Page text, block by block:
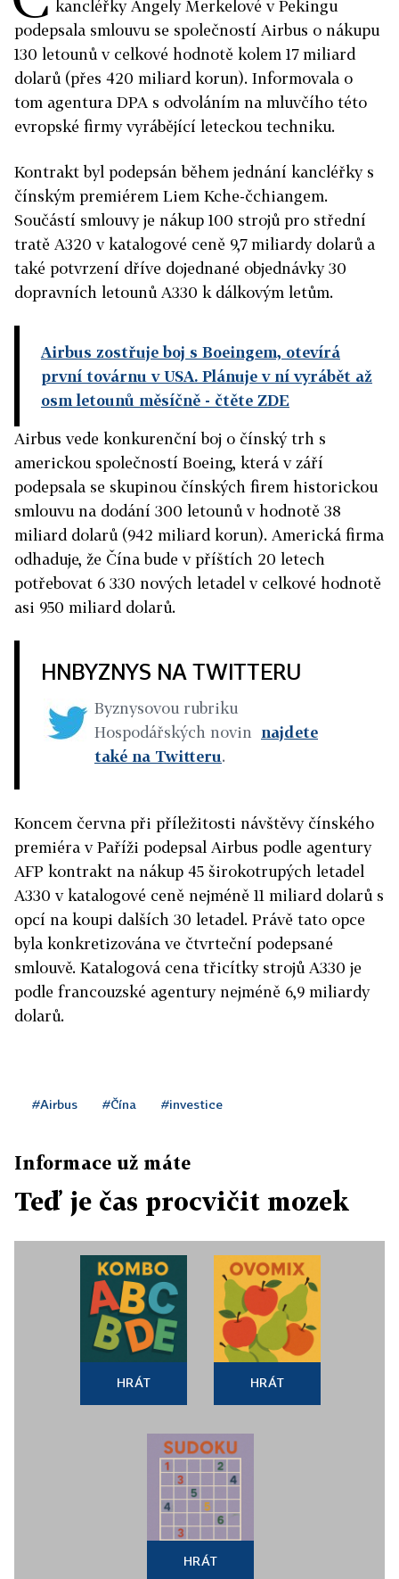
kancléřky Angely Merkelové v Pekingu
podepsala smlouvu se společností Airbus o nákupu
130 letounů v celkové hodnotě kolem 17 miliard
dolarů (přes 420 miliard korun). Informovala o
tom agentura DPA s odvoláním na mluvčího této
evropské firmy vyrábějící leteckou techniku.
Kontrakt byl podepsán během jednání kancléřky s
čínským premiérem Liem Kche-čchiangem.
Součástí smlouvy je nákup 100 strojů pro střední
tratě A320 v katalogové ceně 9,7 miliardy dolarů a
také potvrzení dříve dojednané objednávky 30
dopravních letounů A330 k dálkovým letům.
Airbus zostřuje boj s Boeingem, otevírá
první továrnu v USA. Plánuje v ní vyrábět až
osm letounů měsíčně - čtěte ZDE
Airbus vede konkurenční boj o čínský trh s
americkou společností Boeing, která v září
podepsala se skupinou čínských firem historickou
smlouvu na dodání 300 letounů v hodnotě 38
miliard dolarů (942 miliard korun). Americká firma
odhaduje, že Čína bude v příštích 20 letech
potřebovat 6 330 nových letadel v celkové hodnotě
asi 950 miliard dolarů.
HNBYZNYS NA TWITTERU
Byznysovou rubriku
Hospodářských novin najdete
také na Twitteru.
Koncem června při příležitosti návštěvy čínského
premiéra v Paříži podepsal Airbus podle agentury
AFP kontrakt na nákup 45 širokotrupých letadel
A330 v katalogové ceně nejméně 11 miliard dolarů s
opcí na koupi dalších 30 letadel. Právě tato opce
byla konkretizována ve čtvrteční podepsané
smlouvě. Katalogová cena třicítky strojů A330 je
podle francouzské agentury nejméně 6,9 miliardy
dolarů.
#Airbus #Čína #investice
Informace už máte
Teď je čas procvičit mozek
HRÁT HRÁT
HRÁT